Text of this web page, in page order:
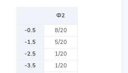
Ф2
-0.5
8/20
-1.5
5/20
-2.5
1/20
-3.5
1/20